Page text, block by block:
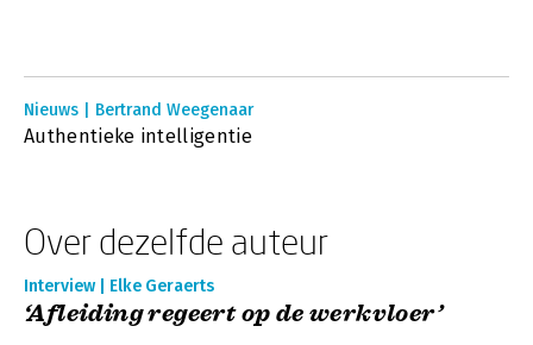
Nieuws | Bertrand Weegenaar
Authentieke intelligentie
Over dezelfde auteur
Interview | Elke Geraerts
‘Afleiding regeert op de werkvloer’